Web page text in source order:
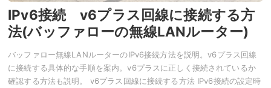
IPv6接続 v6プラス回線に接続する方
法(バッファローの無線LANルーター)
バッファロー無線LANルーターのIPv6接続方法を説明。v6プラス回線
に接続する具体的な手順を案内。v6プラスに正しく接続されているか
確認する方法も説明。 v6プラス回線に接続する方法 IPv6接続の設定時